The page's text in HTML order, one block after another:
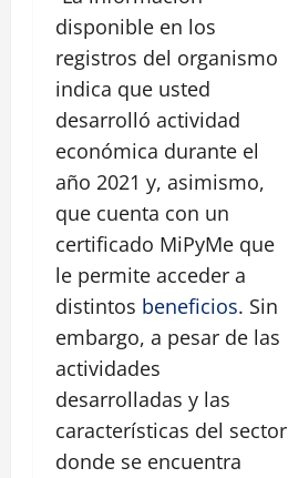
disponible en los
registros del organismo
indica que usted
desarrolló actividad
económica durante el
año 2021 y, asimismo,
que cuenta con un
certificado MiPyMe que
le permite acceder a
distintos beneficios. Sin
embargo, a pesar de las
actividades
desarrolladas y las
características del sector
donde se encuentra